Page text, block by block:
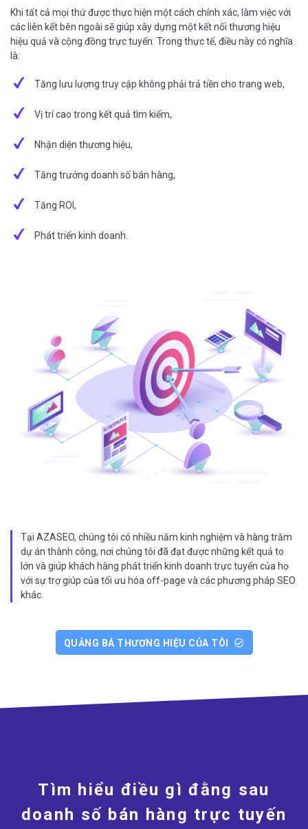
Khi tất cả mọi thứ được thực hiện một cách chính xác, làm việc với
các liên kết bên ngoài sẽ giúp xây dựng một kết nối thương hiệu
hiệu quả và cộng đồng trực tuyến. Trong thực tế, điều này có nghĩa
là:
Tăng lưu lượng truy cập không phải trả tiền cho trang web,
Vị trí cao trong kết quả tìm kiếm,
Nhận diện thương hiệu,
Tăng trưởng doanh số bán hàng,
Tăng ROI,
Phát triển kinh doanh.
Tại AZASEO, chúng tôi có nhiều năm kinh nghiệm và hàng trăm
dự án thành công, nơi chúng tôi đã đạt được những kết quả to
lớn và giúp khách hàng phát triển kinh doanh trực tuyến của họ
với sự trợ giúp của tối ưu hóa off-page và các phương pháp SEO
khác.
QUẢNG BÁ THƯƠNG HIỆU CỦA TÔI
Tìm hiểu điều gì đằng sau
doanh số bán hàng trực tuyến